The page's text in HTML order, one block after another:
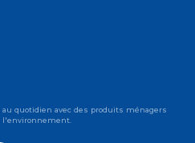
au quotidien avec des produits ménagers
l'environnement.